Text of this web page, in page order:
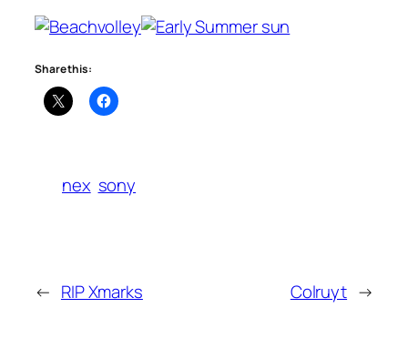
Share this:
nex sony
← RIP Xmarks Colruyt →